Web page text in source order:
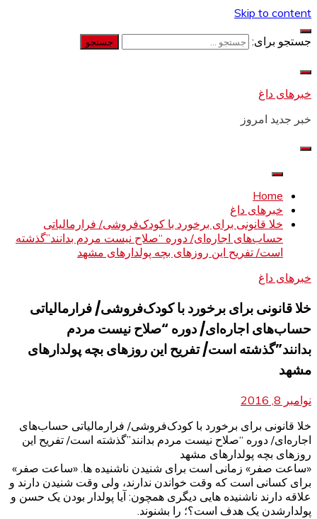
Skip to content
جستجو برای:
خبرهای داغ
خبر جدید امروز
Home
خبرهای داغ
خلا قانونی برای برخورد با کودک‌فروشی/ فرارمالیاتی
حساب‌های اجاره‌ای/ دوره “صلاح نیست مردم بدانند”گذشته
است/ تفریح این روزهای بچه پولدارهای مشهد
خبرهای داغ
خلا قانونی برای برخورد با کودک‌فروشی/ فرارمالیاتی
حساب‌های اجاره‌ای/ دوره “صلاح نیست مردم
بدانند”گذشته است/ تفریح این روزهای بچه پولدارهای
مشهد
نوامبر 8, 2016
خلا قانونی برای برخورد با کودک‌فروشی/ فرارمالیاتی حساب‌های
اجاره‌ای/ دوره “صلاح نیست مردم بدانند”گذشته است/ تفریح این
روزهای بچه پولدارهای مشهد
«ساعت صفر» زمانی است برای شنیدن ناشنیده ها. «ساعت صفر»
برای کسانی است که وقت خواندن ندارند، ولی وقت شنیدن دارند و
علاقه دارند ناشنیده هایی دیگری همچون: آیا پولدار بودن یک حسن و
پولدارشدن یک هدف است؟؛ را بشنوند.